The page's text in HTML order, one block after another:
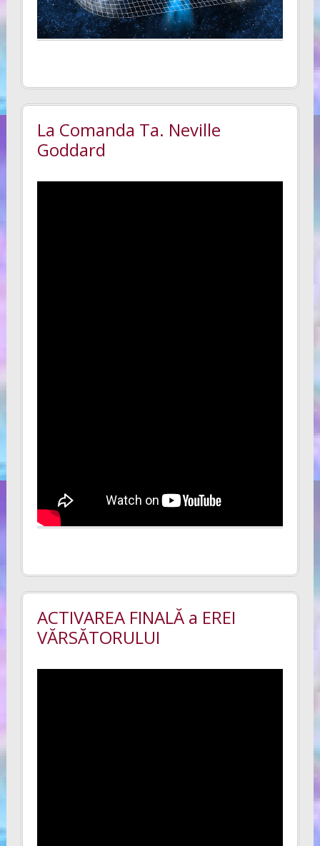
La Comanda Ta. Neville
Goddard
ACTIVAREA FINALĂ a EREI
VĂRSĂTORULUI